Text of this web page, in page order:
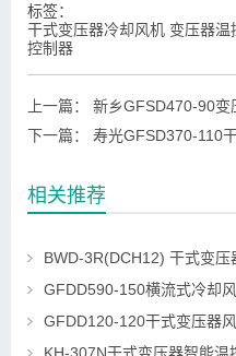
标签：
干式变压器冷却风机 变压器
控制器
上一篇：
新乡GFSD470-90变
下一篇：
寿光GFSD370-110
相关推荐
BWD-3R(DCH12) 干式变压
GFDD590-150横流式冷却
GFDD120-120干式变压器
KH-307N干式变压器智能温